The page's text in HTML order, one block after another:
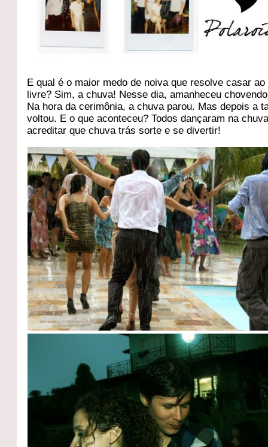
E qual é o maior medo de noiva que resolve casar ao
livre? Sim, a chuva! Nesse dia, amanheceu
Na hora da cerimônia, a chuva parou. Mas depois a
voltou. E o que aconteceu? Todos dançaram na
acreditar que chuva trás sorte e se divertir!